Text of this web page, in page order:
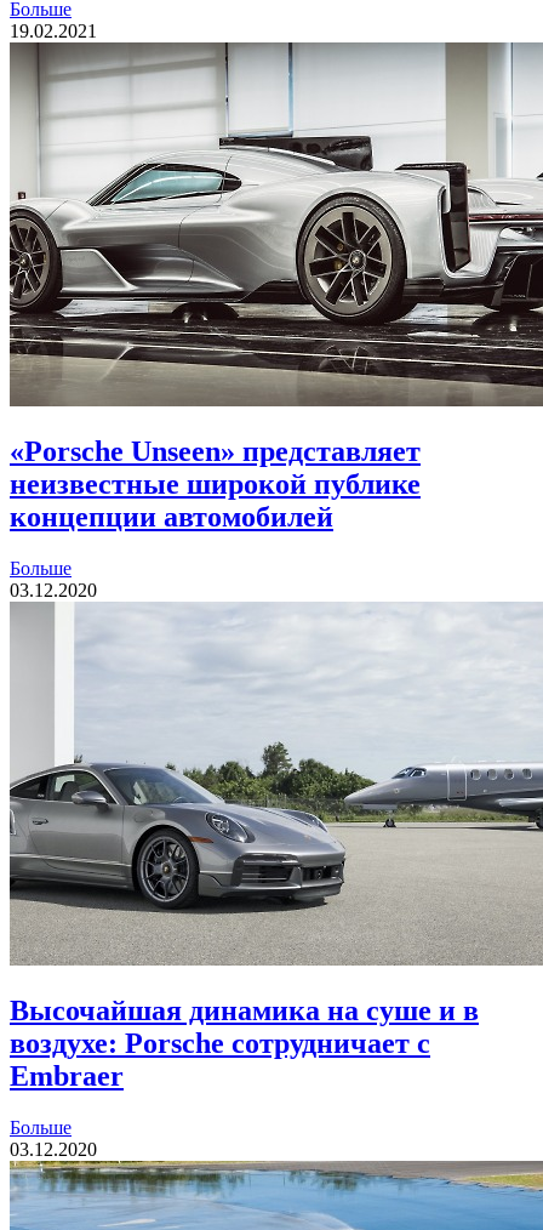
Больше
19.02.2021
«Porsche Unseen» представляет
неизвестные широкой публике
концепции автомобилей
Больше
03.12.2020
Высочайшая динамика на суше и в
воздухе: Porsche сотрудничает с
Embraer
Больше
03.12.2020